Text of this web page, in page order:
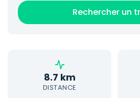
Rechercher un
8.7 km
DISTANCE